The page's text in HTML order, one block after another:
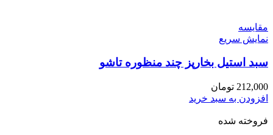
مقايسه
نمایش سریع
سبد استیل بخارپز چند منظوره تاشو
212,000 تومان
افزودن به سبد خرید
فروخته شده